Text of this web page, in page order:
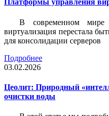
Платформы управления
В современном мире
виртуализация перестала
для консолидации серверов
Подробнее
03.02.2026
Цеолит: Природный
очистки воды